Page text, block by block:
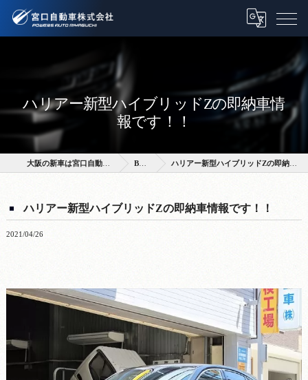
ハリアー新型ハイブリッドZの即納車情
報です！！
大阪の新車は宮口自動車株式会社 BLOG ハリアー新型ハイブリッドZの即納車情報です！！
ハリアー新型ハイブリッドZの即納車情報です！！
2021/04/26